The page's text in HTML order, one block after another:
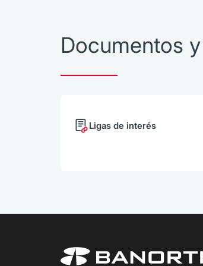
Documentos
Ligas de interés